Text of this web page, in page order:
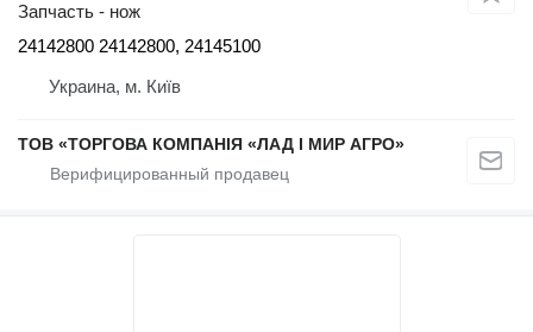
Запчасть - нож
24142800 24142800, 24145100
Украина, м. Київ
ТОВ «ТОРГОВА КОМПАНІЯ «ЛАД І МИР АГРО»